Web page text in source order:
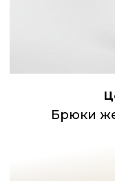
Брюки